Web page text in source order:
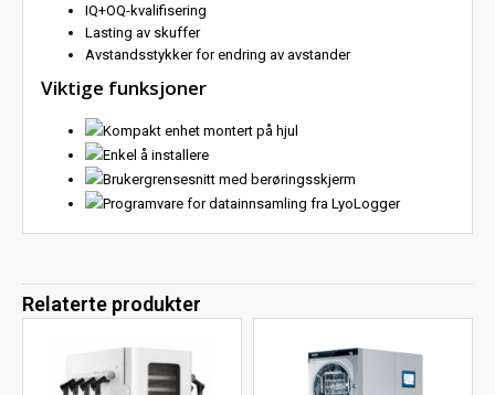
IQ+OQ-kvalifisering
Lasting av skuffer
Avstandsstykker for endring av avstander
Viktige funksjoner
Kompakt enhet montert på hjul
Enkel å installere
Brukergrensesnitt med berøringsskjerm
Programvare for datainnsamling fra LyoLogger
Relaterte produkter